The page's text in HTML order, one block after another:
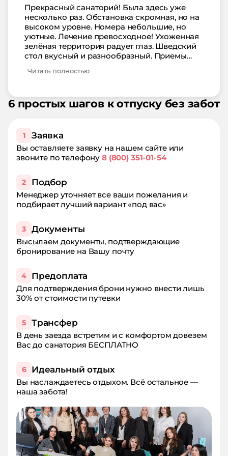
продукты и сувениры. До моря курсируют
маленькие караваны по расписанию, но
даже если не хватит места, пляж находится в
шаговой доступности. Большое спасибо!
Прекрасный санаторий! Была здесь уже
несколько раз. Обстановка скромная, но на
высоком уровне. Номера небольшие, но
уютные. Лечение превосходное! Ухоженная
зелёная территория радует глаз. Шведский
стол вкусный и разнообразный. Приемы
спокойно поесть между процедурами. Для
развлекательная программа, а также
собственная библиотека. Персонал
замечательный отдых и лечение!
Читать полностью
6 простых шагов к отпуску без забот
1 Заявка
Вы оставляете заявку на нашем сайте или
звоните по телефону8 (800) 351-01-54
2 Подбор
Менеджер уточняет все ваши пожелания и
подбирает лучший вариант «под вас»
3 Документы
Высылаем документы, подтверждающие
бронирование на Вашу почту
4 Предоплата
Для подтверждения брони нужно внести лишь
30% от стоимости путевки
5 Трансфер
В день заезда встретим и с комфортом довезем
Вас до санатория БЕСПЛАТНО
6 Идеальный отдых
Вы наслаждаетесь отдыхом. Всё остальное —
наша забота!